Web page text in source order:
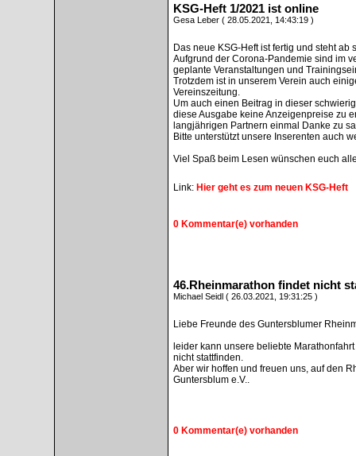
KSG-Heft 1/2021 ist online
Gesa Leber ( 28.05.2021, 14:43:19 )
Das neue KSG-Heft ist fertig und steht
Aufgrund der Corona-Pandemie sind im
geplante Veranstaltungen und
Trotzdem ist in unserem Verein auch
Vereinszeitung.
Um auch einen Beitrag in dieser
diese Ausgabe keine Anzeigenpreise zu
langjährigen Partnern einmal Danke zu
Bitte unterstützt unsere Inserenten auch
Viel Spaß beim Lesen wünschen euch
Link: Hier geht es zum neuen KSG-Heft
0 Kommentar(e) vorhanden
46.Rheinmarathon findet nicht
Michael Seidl ( 26.03.2021, 19:31:25 )
Liebe Freunde des Guntersblumer
leider kann unsere beliebte
nicht stattfinden.
Aber wir hoffen und freuen uns, auf den
Guntersblum e.V..
0 Kommentar(e) vorhanden